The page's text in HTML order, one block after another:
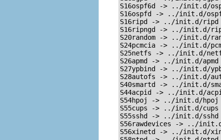
S16ospf6d -> ../init.d/
S16ospfd -> ../init.d/
S16ripd -> ../init.d/ripd
S16ripngd -> ../init.d/
S20random -> ../init.d/
S24pcmcia -> ../init.d/
S25netfs -> ../init.d/
S26apmd -> ../init.d/apmd
S27ypbind -> ../init.d/
S28autofs -> ../init.d/
S40smartd -> ../init.d/
S44acpid -> ../init.d/
S54hpoj -> ../init.d/hpoj
S55cups -> ../init.d/cups
S55sshd -> ../init.d/sshd
S56rawdevices -> ../
S56xinetd -> ../init.d/